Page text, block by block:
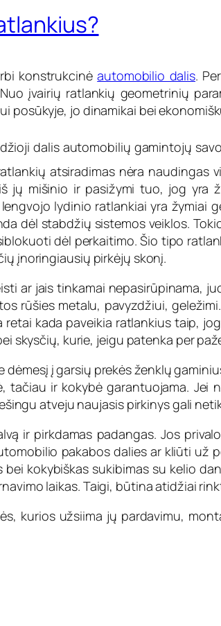
konstrukcinėautomobilio dalis.
įvairių ratlankių geometrinių
posūkyje, jo dinamikai bei
dalis automobilių gamintojų
atsiradimas nėra naudingas
mišinio ir pasižymi tuo, jog yra
lydinio ratlankiai yra žymiai
dėl stabdžių sistemos veiklos.
dėl perkaitimo. Šio tipo
įnoringiausių pirkėjų skonį.
ar jais tinkamai nepasirūpinama,
rūšies metalu, pavyzdžiui,
kada paveikia ratlankius taip,
kurie, jeigu patenka per
į garsių prekės ženklų
ir kokybė garantuojama. Jei
atveju naujasis pirkinys gali
ir pirkdamas padangas. Jos
pakabos dalies ar kliūti už
kokybiškas sukibimas su kelio
laikas. Taigi, būtina atidžiai
kurios užsiima jų pardavimu,